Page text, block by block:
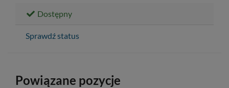
Dostępny
Sprawdź status
Powiązane pozycje